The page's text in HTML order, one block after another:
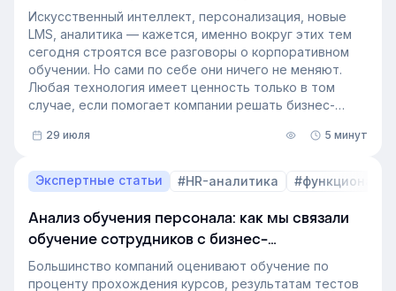
Искусственный интеллект, персонализация, новые
LMS, аналитика — кажется, именно вокруг этих тем
сегодня строятся все разговоры о корпоративном
обучении. Но сами по себе они ничего не меняют.
Любая технология имеет ценность только в том
случае, если помогает компании решать бизнес-
Сегодня бизнес интересует уже не выбор
обучение оказывает на компанию и можно ли этот
эффект измерить. Такой взгляд меняет подходы к
развитию сотрудников, требования к HR и L&D, а
также на критерии выбора LMS.
В этой статье разбираем, почему это происходит и
как эти изменения повлияют на корпоративное
обучение в ближайшие годы. Материал подготовлен
29 июля 5 минут
Экспертные статьи #HR-аналитика #функционал
Анализ обучения персонала: как мы связали
обучение сотрудников с бизнес-
показателями
Большинство компаний оценивают обучение по
проценту прохождения курсов, результатам тестов